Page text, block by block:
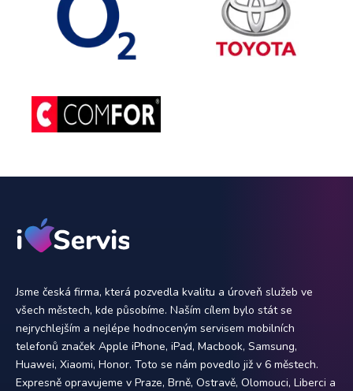
Jsme česká firma, která pozvedla kvalitu a úroveň služeb ve
všech městech, kde působíme. Naším cílem bylo stát se
nejrychlejším a nejlépe hodnoceným servisem mobilních
telefonů značek Apple iPhone, iPad, Macbook, Samsung,
Huawei, Xiaomi, Honor. Toto se nám povedlo již v 6 městech.
Expresně opravujeme v Praze, Brně, Ostravě, Olomouci, Liberci a